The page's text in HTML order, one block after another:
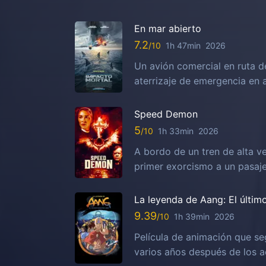
En mar abierto
7.2 1h 47min 2026
Un avión comercial en ruta
aterrizaje de emergencia en
Speed Demon
5 1h 33min 2026
A bordo de un tren de alta
primer exorcismo a un
La leyenda de Aang: El
9.39 1h 39min 2026
Película de animación que
varios años después de los